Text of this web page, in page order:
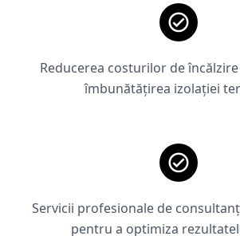
Reducerea costurilor de
îmbunătățirea izolației
Servicii profesionale de
pentru a optimiza